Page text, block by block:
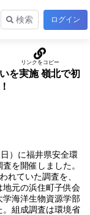
検索 ログイン
を実施 嶺北で初
）に福井県安全環
を開催しました。
れていた調査を、
元の浜住町子供会
海洋生物資源学部
組成調査は環境省